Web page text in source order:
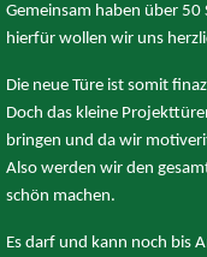
Gemeinsam haben über
hierfür wollen wir uns
Die neue Türe ist somit
Doch das kleine
bringen und da wir
Also werden wir den
schön machen.
Es darf und kann noch bis